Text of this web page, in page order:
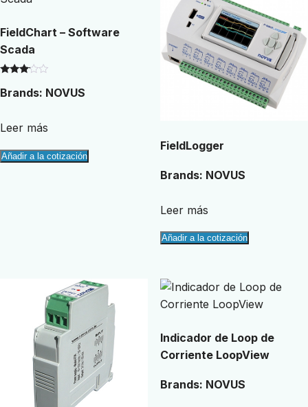
FieldChart – Software
Scada
con
3.00
Brands: NOVUS
Leer más
Añadir a la cotización
FieldLogger
Brands: NOVUS
Leer más
Añadir a la cotización
Indicador de Loop de
Corriente LoopView
Brands: NOVUS